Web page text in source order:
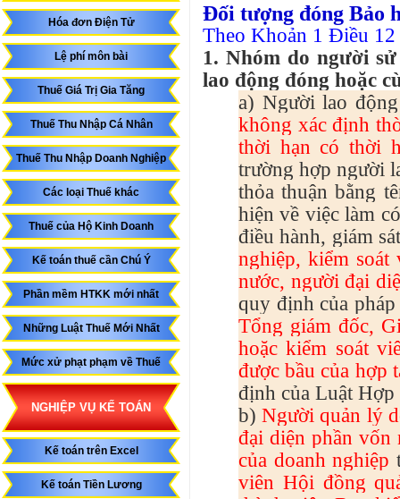
Hóa đơn Điện Tử
Lệ phí môn bài
Thuế Giá Trị Gia Tăng
Thuế Thu Nhập Cá Nhân
Thuế Thu Nhập Doanh Nghiệp
Các loại Thuế khác
Thuế của Hộ Kinh Doanh
Kế toán thuế cần Chú Ý
Phần mềm HTKK mới nhất
Những Luật Thuế Mới Nhất
Mức xử phạt phạm về Thuế
NGHIỆP VỤ KẾ TOÁN
Kế toán trên Excel
Kế toán Tiền Lương
Đối tượng đóng Bảo
Theo Khoản 1 Điều 12
1. Nhóm do người
lao động đóng hoặc
a) Người lao
không xác định
thời hạn có thời
trường hợp người
thỏa thuận bằng
hiện về việc làm
điều hành, giám
nghiệp, kiểm
nước, người đại
quy định của
Tổng giám đốc,
hoặc kiểm soát
được bầu của hợp
định của Luật
b)Người quản lý
đại diện phần vốn
của doanh nghiệp
viên Hội đồng